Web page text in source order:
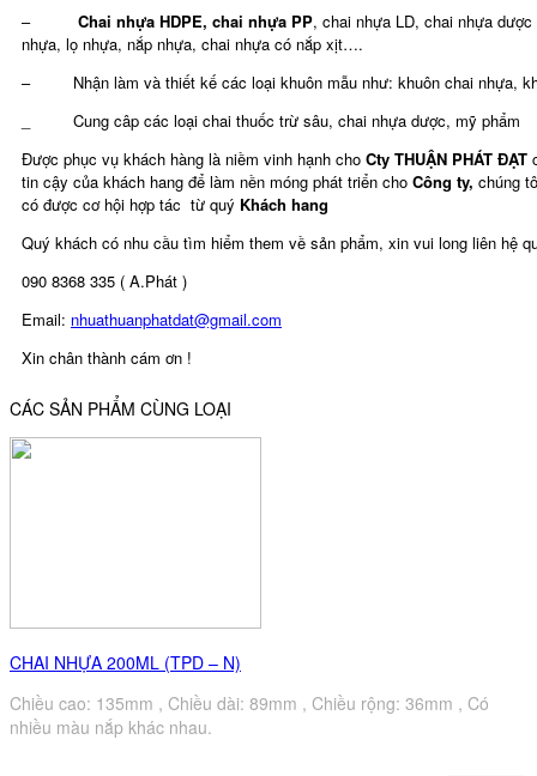
– Chai nhựa HDPE, chai nhựa PP, chai nhựa LD, chai nhựa
nhựa, lọ nhựa, nắp nhựa, chai nhựa có nắp xịt….
– Nhận làm và thiết kế các loại khuôn mẫu như: khuôn chai nhựa,
_ Cung câp các loại chai thuốc trừ sâu, chai nhựa dược, mỹ phẩm
Được phục vụ khách hàng là niềm vinh hạnh cho Cty THUẬN PHÁT ĐẠT
tin cậy của khách hang để làm nền móng phát triển cho Công ty, chúng
có được cơ hội hợp tác từ quý Khách hang
Quý khách có nhu cầu tìm hiểm them về sản phẩm, xin vui long liên hệ
090 8368 335 ( A.Phát )
Email: nhuathuanphatdat@gmail.com
Xin chân thành cám ơn !
CÁC SẢN PHẨM CÙNG LOẠI
CHAI NHỰA 200ML (TPD – N)
Chiều cao: 135mm , Chiều dài: 89mm , Chiều rộng: 36mm , Có
nhiều màu nắp khác nhau.